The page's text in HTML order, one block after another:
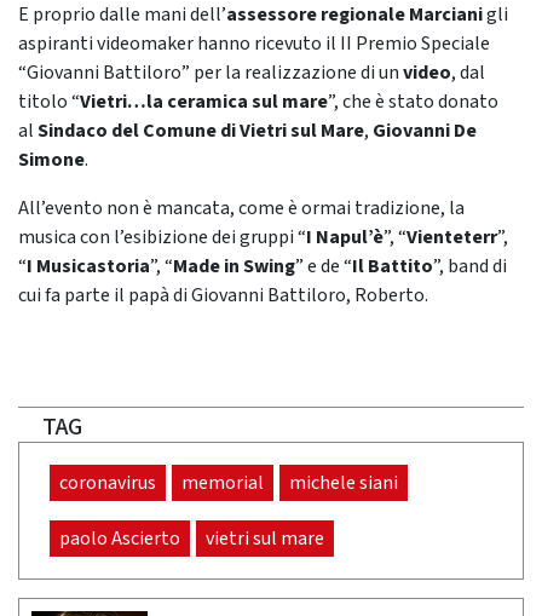
E proprio dalle mani dell’assessore regionale Marcianigli
aspiranti videomaker hanno ricevuto il II Premio Speciale
“Giovanni Battiloro” per la realizzazione di unvideo, dal
titolo “Vietri…la ceramica sul mare”, che è stato donato
alSindaco del Comune di Vietri sul Mare, Giovanni De
Simone.
All’evento non è mancata, come è ormai tradizione, la
musica con l’esibizione dei gruppi “I Napul’è”, “Vienteterr”,
“I Musicastoria”, “Made in Swing” e de “Il Battito”, band di
cui fa parte il papà di Giovanni Battiloro, Roberto.
TAG
coronavirus memorial michele siani
paolo Ascierto vietri sul mare